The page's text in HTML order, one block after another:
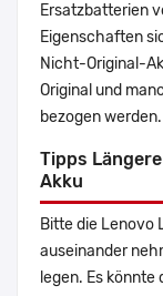
Ersatzbatterien
Eigenschaften
Nicht-Original-
Original und
bezogen werden.
Tipps
Akku
Bitte die Lenovo
auseinander
legen. Es